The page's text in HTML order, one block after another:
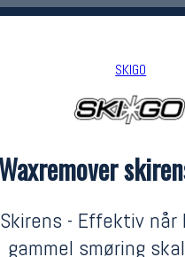
SKIGO
Skirens - Effektiv
gammel smøring